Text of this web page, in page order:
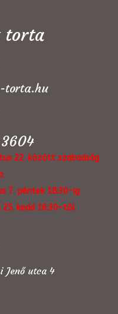
torta
torta.hu
22. között szabadság
7. péntek 18:30-ig
kedd 16:30-tól
Jenő utca 4